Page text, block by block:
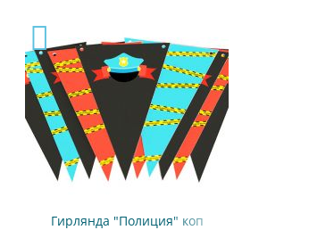
Гирлянда "Полиция" коп